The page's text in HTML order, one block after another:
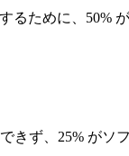
ために、50%
きず、25% が